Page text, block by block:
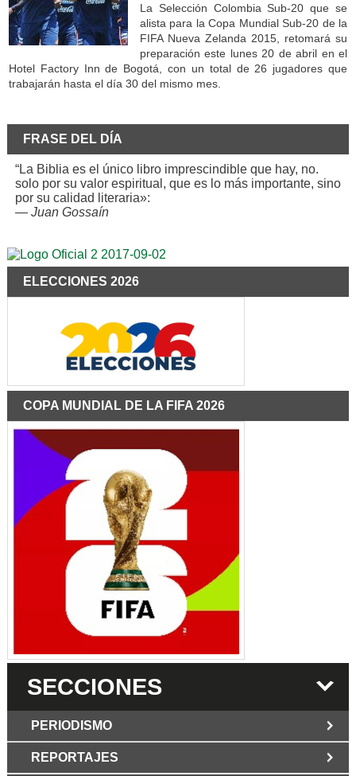
La Selección Colombia Sub-20 que se
alista para la Copa Mundial Sub-20 de la
FIFA Nueva Zelanda 2015, retomará su
preparación este lunes 20 de abril en el
Hotel Factory Inn de Bogotá, con un total de 26 jugadores que
trabajarán hasta el día 30 del mismo mes.
FRASE DEL DÍA
“La Biblia es el único libro imprescindible que hay, no.
solo por su valor espiritual, que es lo más importante, sino
por su calidad literaria»:
— Juan Gossaín
ELECCIONES 2026
COPA MUNDIAL DE LA FIFA 2026
SECCIONES
PERIODISMO
REPORTAJES